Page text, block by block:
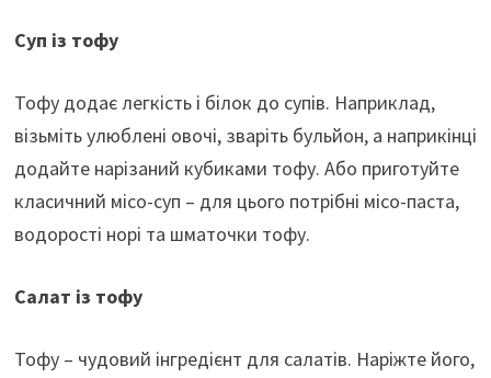
Суп із тофу
Тофу додає легкість і білок до супів. Наприклад,
візьміть улюблені овочі, зваріть бульйон, а наприкінці
додайте нарізаний кубиками тофу. Або приготуйте
класичний місо-суп – для цього потрібні місо-паста,
водорості норі та шматочки тофу.
Салат із тофу
Тофу – чудовий інгредієнт для салатів. Наріжте його,